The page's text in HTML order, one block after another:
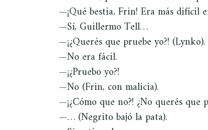
—¡Qué bestia, Frin! Era más difícil
—Sí, Guillermo Tell…
—¡¿Querés que pruebe yo?! (Lynko).
—No era fácil.
—¡¿Pruebo yo?!
—No (Frin, con malicia).
—¡¿Cómo que no?! ¿No querés que
—… (Negrito bajó la pata).